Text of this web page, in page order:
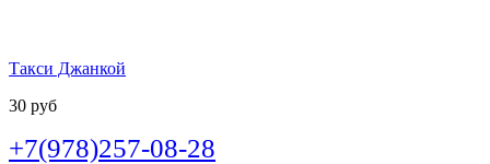
Такси Джанкой
30 руб
+7(978)257-08-28